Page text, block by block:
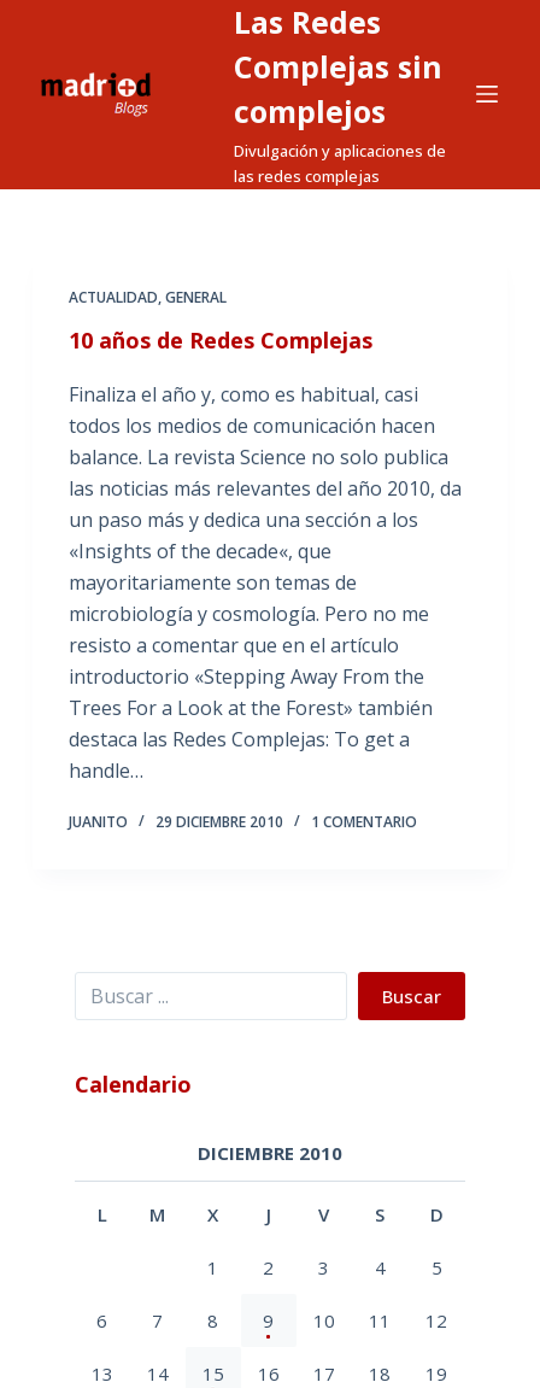
r
Las Redes
Complejas sin
complejos
Divulgación y aplicaciones de
las redes complejas
ACTUALIDAD,GENERAL
10 años de Redes Complejas
Finaliza el año y, como es habitual, casi
todos los medios de comunicación hacen
balance. La revista Science no solo publica
las noticias más relevantes del año 2010, da
un paso más y dedica una sección a los
«Insights of the decade«, que
mayoritariamente son temas de
microbiología y cosmología. Pero no me
resisto a comentar que en el artículo
introductorio «Stepping Away From the
Trees For a Look at the Forest» también
destaca las Redes Complejas: To get a
handle…
JUANITO 29 DICIEMBRE 2010 1 COMENTARIO
Buscar Buscar
Calendario
DICIEMBRE 2010
L M X J V S D
1 2 3 4 5
6 7 8 9 10 11 12
13 14 15 16 17 18 19